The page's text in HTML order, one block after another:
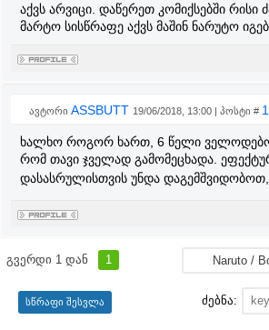
აქვს არვიცი. დაწერეთ კომიქსებში რისი
მარტო სისწრაფე აქვს მაშინ ნარუტო
ავტორი ASSBUTT 19/06/2018, 13:00 | პოსტი #
ხალხო როგორ ხართ, 6 წელი
რომ თავი ჯველად გამომეცხადა.
დასასრულისთვის უნდა
გვერდი 1 დან 1
ძებნა: